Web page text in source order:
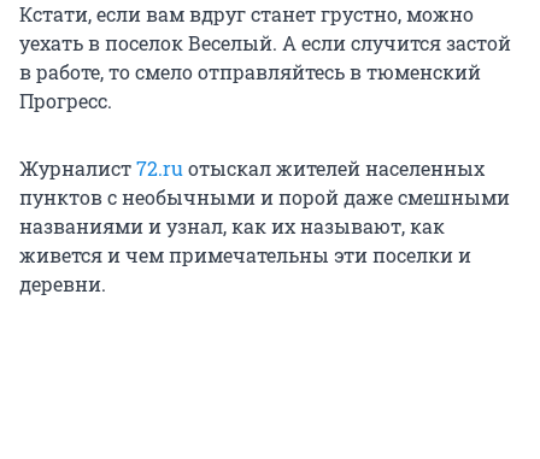
Кстати, если вам вдруг станет грустно, можно
уехать в поселок Веселый. А если случится застой
в работе, то смело отправляйтесь в тюменский
Прогресс.
Журналист72.ruотыскал жителей населенных
пунктов с необычными и порой даже смешными
названиями и узнал, как их называют, как
живется и чем примечательны эти поселки и
деревни.